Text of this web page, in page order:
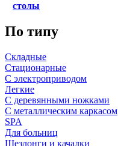
столы
По типу
Складные
Стационарные
С электроприводом
Легкие
С деревянными ножками
С металлическим каркасом
SPA
Для больниц
Шезлонги и качалки